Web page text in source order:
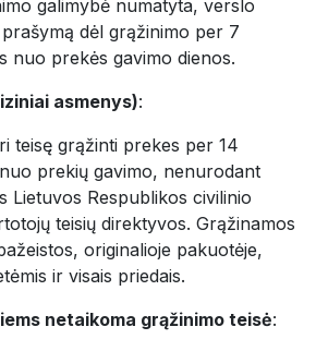
galimybė numatyta, verslo
dėl grąžinimo per 7
nuo prekės gavimo dienos.
asmenys):
teisę grąžinti prekes per 14
prekių gavimo, nenurodant
Lietuvos Respublikos civilinio
teisių direktyvos. Grąžinamos
originalioje pakuotėje,
ir visais priedais.
netaikoma grąžinimo teisė: